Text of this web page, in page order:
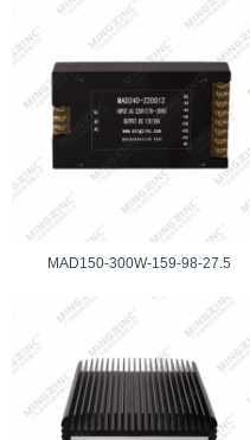
MAD150-300W-159-98-27.5